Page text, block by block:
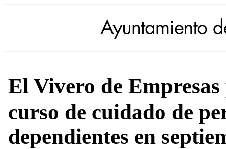
El Vivero de
curso de cuidado de
dependientes en